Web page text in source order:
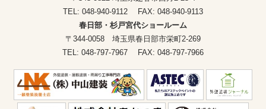
TEL: 048-940-9112 FAX: 048-940-9113
春日部・杉戸宮代ショールーム
〒344-0058 埼玉県春日部市栄町2-269
TEL: 048-797-7967 FAX: 048-797-7966